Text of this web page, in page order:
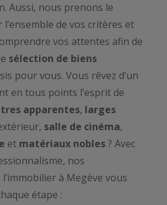
Aussi, nous prenons le
de vos critères et
vos attentes afin de
sélection de biens
pour vous. Vous rêvez d’un
en tous points l’esprit de
apparentes, larges
salle de cinéma,
et matériaux nobles? Avec
nos
à Megève vous
étape :